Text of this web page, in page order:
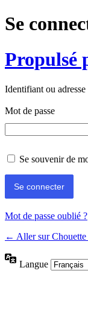
Se
Propulsé
Identifiant ou adresse
Mot de passe
Se souvenir de
Mot de passe oublié ?
← Aller sur Chouette
Langue